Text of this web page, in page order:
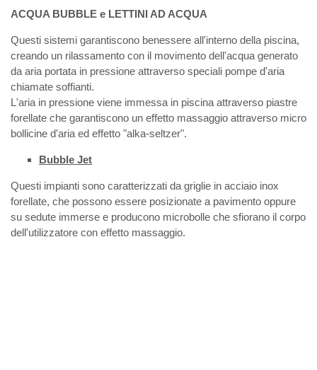
ACQUA BUBBLE e LETTINI AD ACQUA
Questi sistemi garantiscono benessere all'interno della piscina,
creando un rilassamento con il movimento dell'acqua generato
da aria portata in pressione attraverso speciali pompe d'aria
chiamate soffianti.
L'aria in pressione viene immessa in piscina attraverso piastre
forellate che garantiscono un effetto massaggio attraverso micro
bollicine d'aria ed effetto "alka-seltzer".
Bubble Jet
Questi impianti sono caratterizzati da griglie in acciaio inox
forellate, che possono essere posizionate a pavimento oppure
su sedute immerse e producono microbolle che sfiorano il corpo
dell'utilizzatore con effetto massaggio.